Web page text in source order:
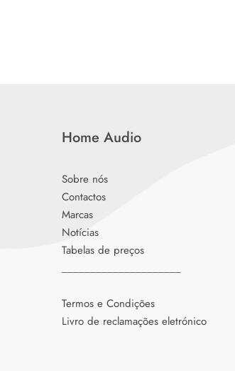
Home Audio
Sobre nós
Contactos
Marcas
Notícias
Tabelas de preços
Termos e Condições
Livro de reclamações eletrónico